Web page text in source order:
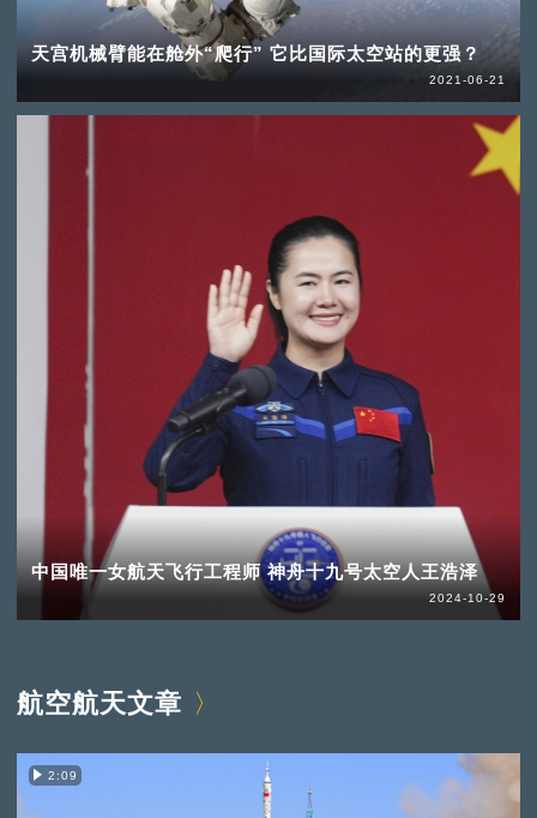
天宫机械臂能在舱外“爬行” 它比国际太空站的更强？
2021-06-21
中国唯一女航天飞行工程师 神舟十九号太空人王浩泽
2024-10-29
航空航天文章
2:09